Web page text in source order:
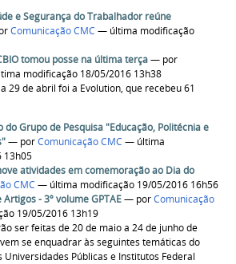
e Segurança do Trabalhador reúne
Comunicação CMC — última modificação
tomou posse na última terça— por
modificação 18/05/2016 13h38
29 de abril foi a Evolution, que recebeu 61
do Grupo de Pesquisa "Educação, Politécnia e
— porComunicação CMC — última
13h05
atividades em comemoração ao Dia do
CMC — última modificação 19/05/2016 16h56
- 3º volume GPTAE— porComunicação
19/05/2016 13h19
ser feitas de 20 de maio a 24 de junho de
se enquadrar às seguintes temáticas do
Universidades Públicas e Institutos Federal